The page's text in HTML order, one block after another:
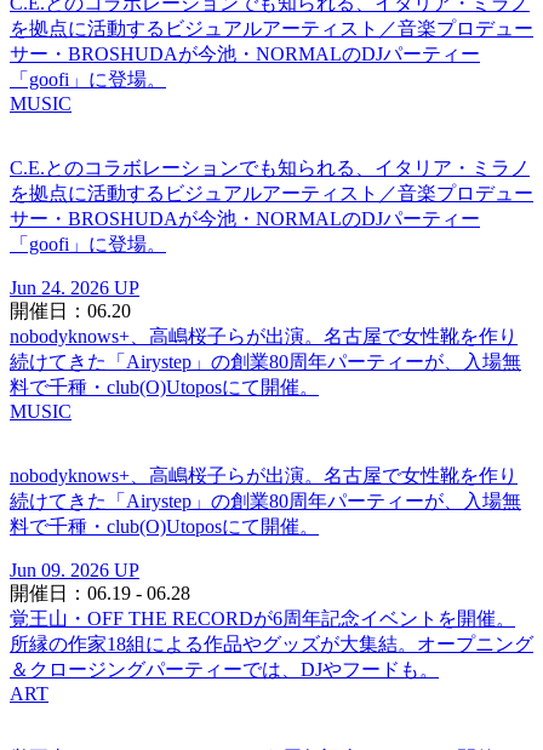
を拠点に活動するビジュアルアーティスト／音楽プロデュー
サー・BROSHUDAが今池・NORMALのDJパーティー
「goofi」に登場。
MUSIC
C.E.とのコラボレーションでも知られる、イタリア・ミラノ
を拠点に活動するビジュアルアーティスト／音楽プロデュー
サー・BROSHUDAが今池・NORMALのDJパーティー
「goofi」に登場。
Jun 24. 2026 UP
開催日：06.20
nobodyknows+、高嶋桜子らが出演。名古屋で女性靴を作り
続けてきた「Airystep」の創業80周年パーティーが、入場無
料で千種・club(O)Utoposにて開催。
MUSIC
nobodyknows+、高嶋桜子らが出演。名古屋で女性靴を作り
続けてきた「Airystep」の創業80周年パーティーが、入場無
料で千種・club(O)Utoposにて開催。
Jun 09. 2026 UP
開催日：06.19 - 06.28
覚王山・OFF THE RECORDが6周年記念イベントを開催。
所縁の作家18組による作品やグッズが大集結。オープニング
＆クロージングパーティーでは、DJやフードも。
ART